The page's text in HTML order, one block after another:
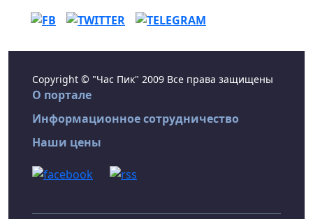
Copyright © "Час Пик" 2009 Все права защищены
О портале
Информационное сотрудничество
Наши цены